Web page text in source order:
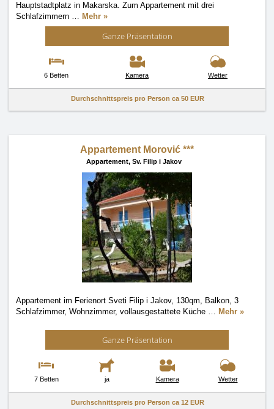
Hauptstadtplatz in Makarska. Zum Appartement mit drei
Schlafzimmern … Mehr »
Ganze Präsentation
6 Betten Kamera Wetter
Durchschnittspreis pro Person ca 50 EUR
Appartement Morović ***
Appartement, Sv. Filip i Jakov
Appartement im Ferienort Sveti Filip i Jakov, 130qm, Balkon, 3
Schlafzimmer, Wohnzimmer, vollausgestattete Küche … Mehr »
Ganze Präsentation
7 Betten ja Kamera Wetter
Durchschnittspreis pro Person ca 12 EUR